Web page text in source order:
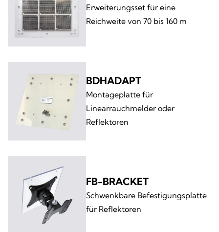
Erweiterungsset für eine
Reichweite von 70 bis 160 m
BDHADAPT
Montageplatte für
Linearrauchmelder oder
Reflektoren
FB-BRACKET
Schwenkbare Befestigungsplatte
für Reflektoren